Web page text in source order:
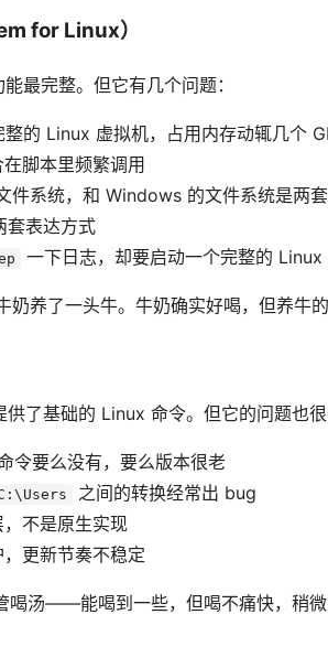
for Linux）
最完整。但它有几个问题：
的 Linux 虚拟机，占用内存动辄几个
脚本里频繁调用
件系统，和 Windows 的文件系统是两
套表达方式
一下日志，却要启动一个完整的 Linux
奶养了一头牛。牛奶确实好喝，但养牛的
了基础的 Linux 命令。但它的问题也很
令要么没有，要么版本很老
之间的转换经常出 bug
不是原生实现
更新节奏不稳定
喝汤——能喝到一些，但喝不痛快，稍微